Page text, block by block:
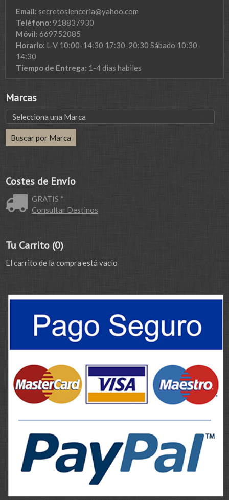
Marcas
Costes de Envío
GRATIS *
Consultar Destinos
Tu Carrito (0)
El carrito de la compra está vacío
Email: secretoslenceria@yahoo.com
Teléfono: 918837930
Móvil: 669752085
Horario: L-V 10:00-14:30 17:30-20:30 Sábado 10:30-
14:30
Tiempo de Entrega: 1-4 dias habiles